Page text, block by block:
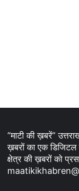
“माटी की ख़बरें”
ख़बरों का एक
क्षेत्र की ख़बरों को